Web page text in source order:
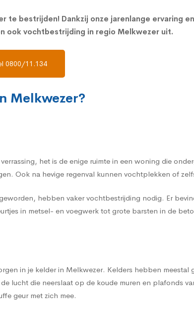
bestrijden! Dankzij onze jarenlange ervaring
ook vochtbestrijding in regio Melkwezer uit.
0800/11.134
Melkwezer?
het is de enige ruimte in een woning die
Ook na hevige regenval kunnen vochtplekken of
hebben vaker vochtbestrijding nodig. Er
in metsel- en voegwerk tot grote barsten in de
in je kelder in Melkwezer. Kelders hebben
lucht die neerslaat op de koude muren en plafonds
geur met zich mee.